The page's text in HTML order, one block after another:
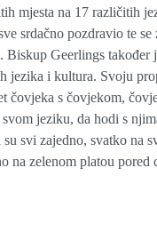
mjesta na 17 različitih
srdačno pozdravio te
Geerlings
jezika i kultura. Svoju
čovjeka s čovjekom,
jeziku, da hodi s
svi zajedno, svatko na
na zelenom platou